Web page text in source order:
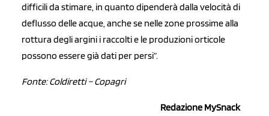
difficili da stimare, in quanto dipenderà dalla velocità di
deflusso delle acque, anche se nelle zone prossime alla
rottura degli argini i raccolti e le produzioni orticole
possono essere già dati per persi”.
Fonte: Coldiretti – Copagri
Redazione MySnack